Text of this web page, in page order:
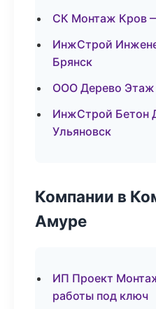
СК Монтаж Кров
ИнжСтрой
Брянск
ООО Дерево
ИнжСтрой Бетон
Ульяновск
Компании в
Амуре
ИП Проект
работы под ключ